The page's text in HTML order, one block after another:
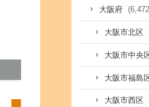
大阪府
大阪市北区
大阪市中央
大阪市福島
大阪市西区